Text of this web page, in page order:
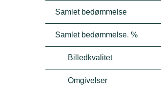
Samlet bedømmelse
Samlet bedømmelse, %
Billedkvalitet
Omgivelser